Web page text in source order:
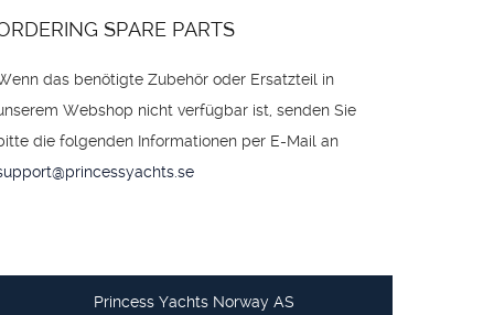
SPARE PARTS
das benötigte Zubehör oder Ersatzteil in
Webshop nicht verfügbar ist, senden Sie
die folgenden Informationen per E-Mail an
Princess Yachts Norway AS